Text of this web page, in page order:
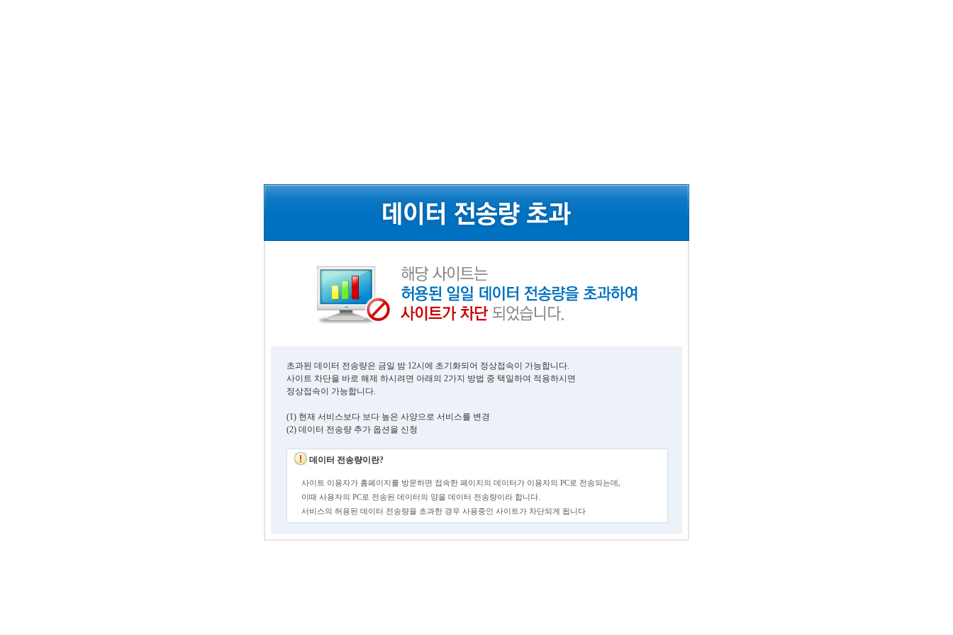
초과된 데이터 전송량은 금일 밤 12시에 초기화되어 정상접속이 가능합니다.
사이트 차단을 바로 해제 하시려면 아래의 2가지 방법 중 택일하여 적용하시면
정상접속이 가능합니다.
(1) 현재 서비스보다 보다 높은 사양으로 서비스를 변경
(2) 데이터 전송량 추가 옵션을 신청
데이터 전송량이란?
사이트 이용자가 홈페이지를 방문하면 접속한 페이지의 데이터가 이용자의 PC로 전송되는데,
이때 사용자의 PC로 전송된 데이터의 양을 데이터 전송량이라 합니다.
서비스의 허용된 데이터 전송량을 초과한 경우 사용중인 사이트가 차단되게 됩니다